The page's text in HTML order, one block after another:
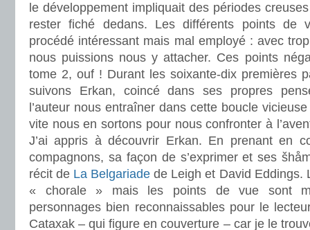
le développement impliquait des périodes
rester fiché dedans. Les différents points de
procédé intéressant mais mal employé : avec
nous puissions nous y attacher. Ces points
tome 2, ouf ! Durant les soixante-dix premières
suivons Erkan, coincé dans ses propres
l’auteur nous entraîner dans cette boucle
vite nous en sortons pour nous confronter à
J’ai appris à découvrir Erkan. En prenant en
compagnons, sa façon de s’exprimer et ses
récit de La Belgariade de Leigh et David Eddings.
« chorale » mais les points de vue sont
personnages bien reconnaissables pour le
Cataxak – qui figure en couverture – car je le